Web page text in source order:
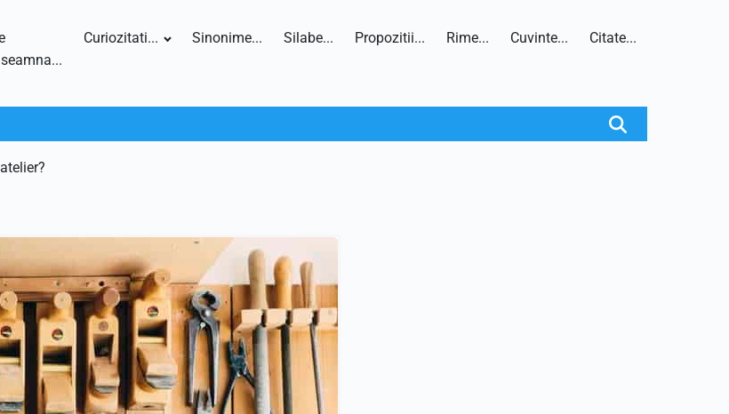
Curiozitati... Sinonime... Silabe... Propozitii... Rime... Cuvinte... Citate...